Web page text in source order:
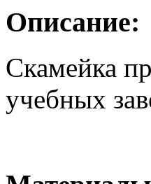
Описание:
Скамейка
учебных